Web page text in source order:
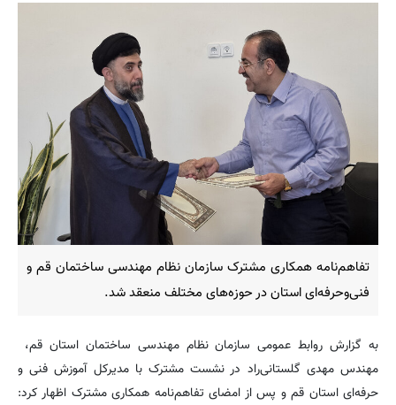
تفاهم‌نامه همکاری مشترک سازمان نظام مهندسی ساختمان قم و
فنی‌وحرفه‌ای استان در حوزه‌های مختلف منعقد شد.
به گزارش روابط عمومی سازمان نظام مهندسی ساختمان استان قم،
مهندس مهدی گلستانی‌راد در نشست مشترک با مدیرکل آموزش فنی و
حرفه‌ای استان قم و پس از امضای تفاهم‌نامه همکاری مشترک اظهار کرد: